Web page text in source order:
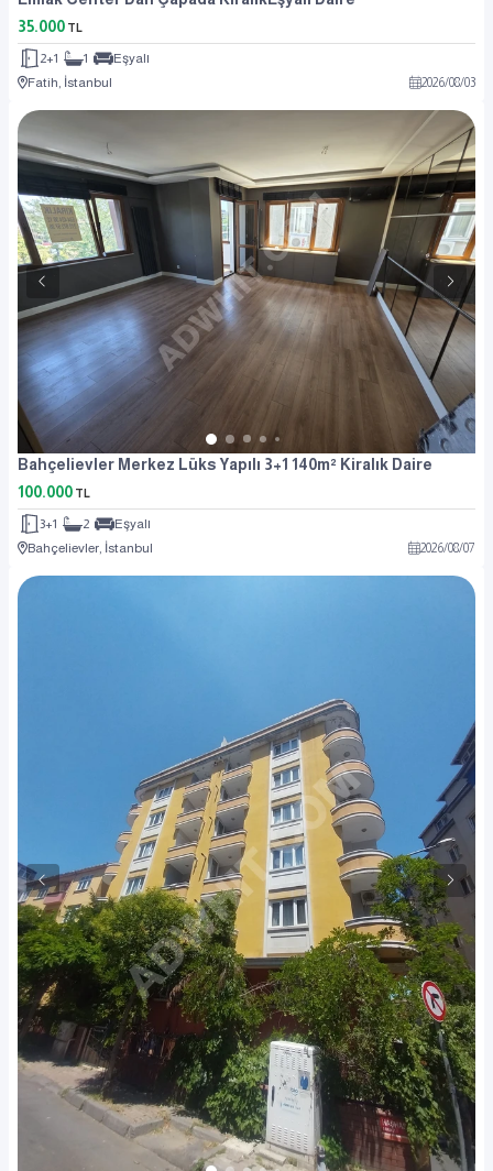
35.000 TL
2+1 1
Eşyalı
Fatih, İstanbul
2026/08/03
Bahçelievler Merkez Lüks Yapılı 3+1 140m² Kiralık Daire
100.000 TL
3+1 2
Eşyalı
Bahçelievler, İstanbul
2026/08/07